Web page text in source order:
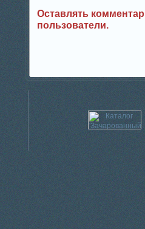
Оставлять
пользователи.